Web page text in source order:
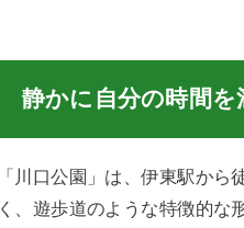
静かに自分の時間を
「川口公園」は、伊東駅か
く、遊歩道のような特徴的な形